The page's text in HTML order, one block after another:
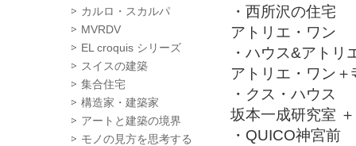
カルロ・スカルパ
MVRDV
EL croquis シリーズ
スイスの建築
集合住宅
構造家・建築家
アートと建築の境界
モノの見方を思考する
・西所沢の住宅
アトリエ・ワン
・ハウス&アトリ
アトリエ・ワン
・クス・ハウス
坂本一成研究室
・QUICO神宮前